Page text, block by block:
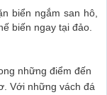
biển ngắm san hô,
biến ngay tại đảo.
những điểm đến
Với những vách đá